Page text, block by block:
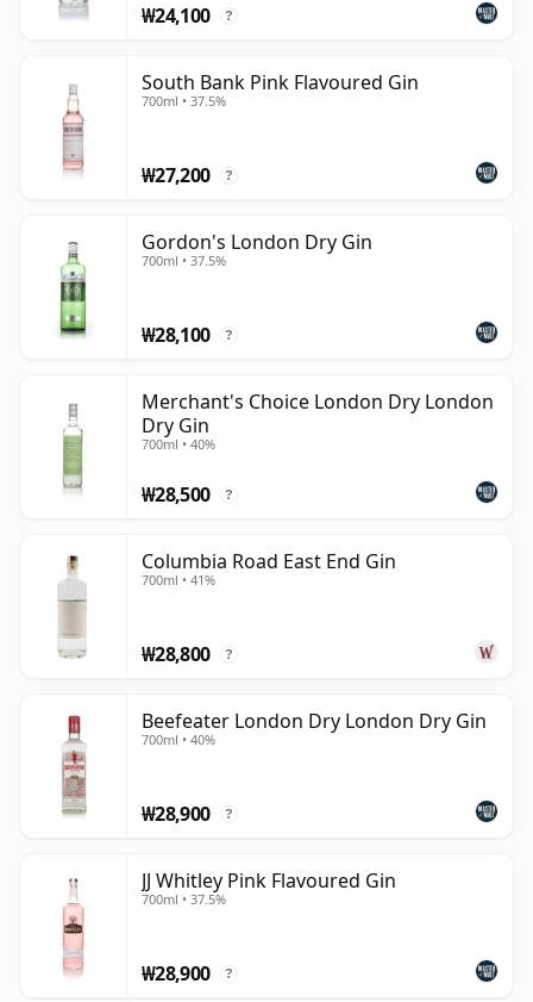
₩24,100 ?
South Bank Pink Flavoured Gin
700ml • 37.5%
₩27,200 ?
Gordon's London Dry Gin
700ml • 37.5%
₩28,100 ?
Merchant's Choice London Dry London
Dry Gin
700ml • 40%
₩28,500 ?
Columbia Road East End Gin
700ml • 41%
₩28,800 ?
Beefeater London Dry London Dry Gin
700ml • 40%
₩28,900 ?
JJ Whitley Pink Flavoured Gin
700ml • 37.5%
₩28,900 ?